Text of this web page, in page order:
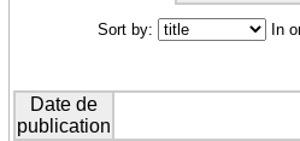
Sort by: In
Date de
publication